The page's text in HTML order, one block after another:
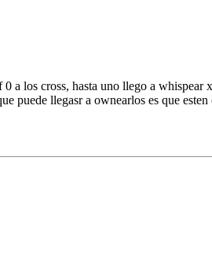
los cross, hasta uno llego a whispear
puede llegasr a ownearlos es que